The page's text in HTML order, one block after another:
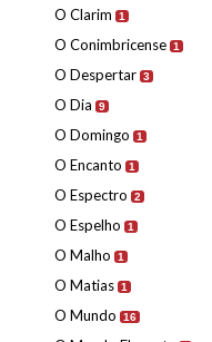
O Clarim 1
O Conimbricense 1
O Despertar 3
O Dia 9
O Domingo 1
O Encanto 1
O Espectro 2
O Espelho 1
O Malho 1
O Matias 1
O Mundo 16